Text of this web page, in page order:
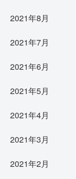
2021年8月
2021年7月
2021年6月
2021年5月
2021年4月
2021年3月
2021年2月